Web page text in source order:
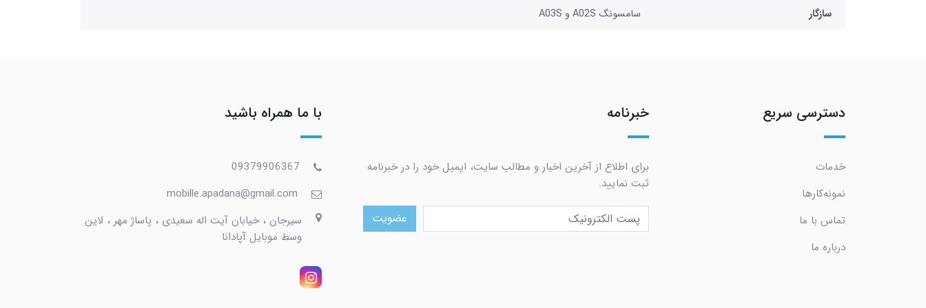
سازگار سامسونگ A02S و A03S
دسترسی سریع
خدمات
نمونه‌کارها
تماس با ما
درباره ما
خبرنامه
برای اطلاع از آخرین اخبار و مطالب سایت، ایمیل خود را در خبرنامه
ثبت نمایید.
عضویت
با ما همراه باشید
09379906367
mobille.apadana@gmail.com
سیرجان ، خیابان آیت اله سعیدی ، پاساژ مهر ، لاین
وسط موبایل آپادانا